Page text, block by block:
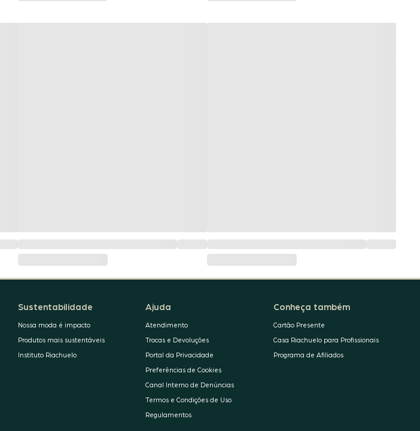
Sustentabilidade
Nossa moda é impacto
Produtos mais sustentáveis
Instituto Riachuelo
Ajuda
Atendimento
Trocas e Devoluções
Portal da Privacidade
Preferências de Cookies
Canal Interno de Denúncias
Termos e Condições de Uso
Regulamentos
Conheça também
Cartão Presente
Casa Riachuelo para Profissionais
Programa de Afiliados